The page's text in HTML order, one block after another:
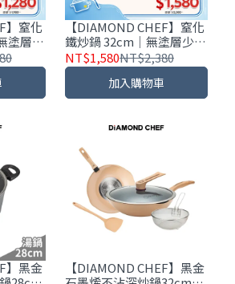
】窒化
塗層少
【DIAMOND CHEF】窒化
鐵炒鍋 32cm｜無塗層少油
煙｜耐磨更耐用｜大容量
多人份料理OK
NT$1,580NT$2,380
加入購物車
】黑金
【DIAMOND CHEF】黑金